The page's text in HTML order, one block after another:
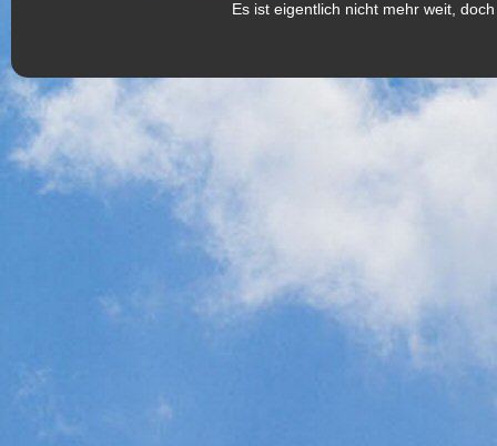
Es ist eigentlich nicht mehr weit,